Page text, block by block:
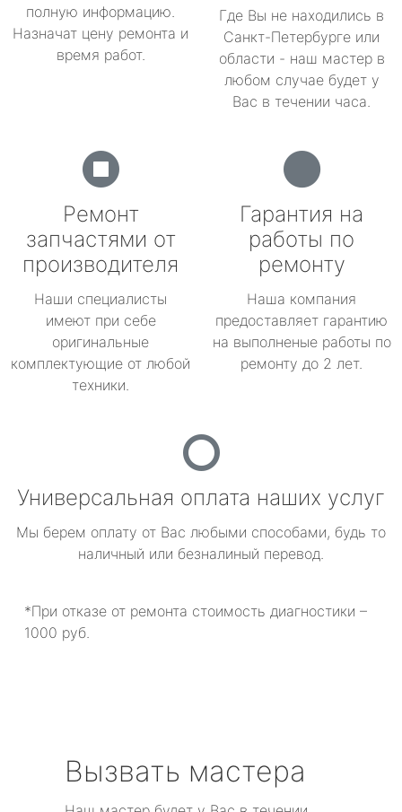
полную информацию.
Назначат цену ремонта и
время работ.
Где Вы не находились в
Санкт-Петербурге или
области - наш мастер в
любом случае будет у
Вас в течении часа.
Ремонт
запчастями от
производителя
Наши специалисты
имеют при себе
оригинальные
комплектующие от любой
техники.
Гарантия на
работы по
ремонту
Наша компания
предоставляет гарантию
на выполненые работы по
ремонту до 2 лет.
Универсальная оплата наших услуг
Мы берем оплату от Вас любыми способами, будь то
наличный или безналиный перевод.
*При отказе от ремонта стоимость диагностики –
1000 руб.
Вызвать мастера